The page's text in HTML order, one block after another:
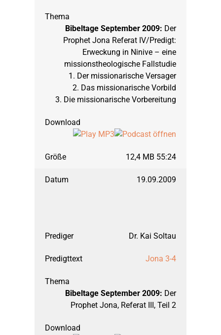
Bibeltage September 2009: Der
Prophet Jona Referat IV/Predigt:
Erweckung in Ninive – eine
missionstheologische Fallstudie
1. Der missionarische Versager
2. Das missionarische Vorbild
3. Die missionarische Vorbereitung
12,4 MB 55:24
19.09.2009
Dr. Kai Soltau
Jona 3-4
Bibeltage September 2009: Der
Prophet Jona, Referat III, Teil 2